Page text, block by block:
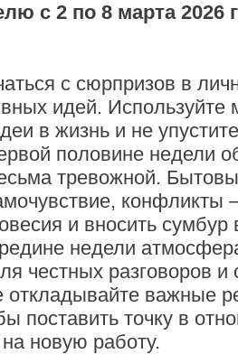
с 2 по 8 марта 2026
с сюрпризов в
идей. Используйте
в жизнь и не
половине недели
тревожной.
конфликты
и вносить
недели
честных разговоров и
важные
поставить точку в
новую работу.